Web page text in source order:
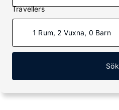
Travellers
1 Rum, 2 Vuxna, 0 Barn
Sök